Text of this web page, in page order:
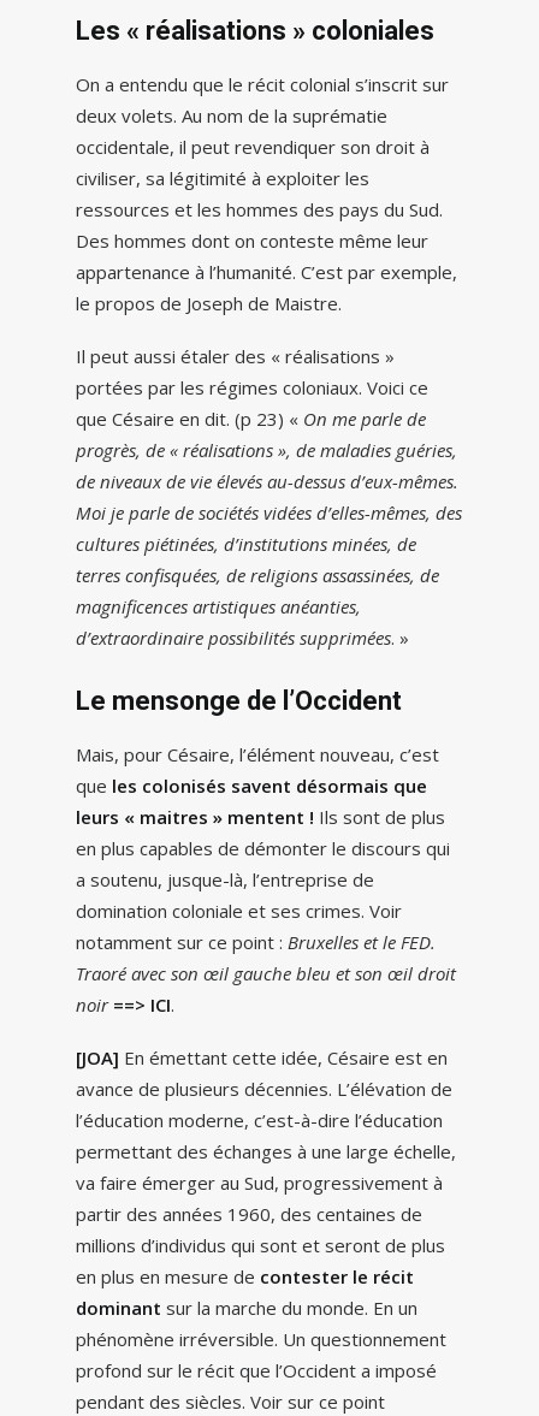
Les « réalisations » coloniales
On a entendu que le récit colonial s’inscrit sur
deux volets. Au nom de la suprématie
occidentale, il peut revendiquer son droit à
civiliser, sa légitimité à exploiter les
ressources et les hommes des pays du Sud.
Des hommes dont on conteste même leur
appartenance à l’humanité. C’est par exemple,
le propos de Joseph de Maistre.
Il peut aussi étaler des « réalisations »
portées par les régimes coloniaux. Voici ce
que Césaire en dit. (p 23) « On me parle de
progrès, de « réalisations », de maladies guéries,
de niveaux de vie élevés au-dessus d’eux-mêmes.
Moi je parle de sociétés vidées d’elles-mêmes, des
cultures piétinées, d’institutions minées, de
terres confisquées, de religions assassinées, de
magnificences artistiques anéanties,
d’extraordinaire possibilités supprimées. »
Le mensonge de l’Occident
Mais, pour Césaire, l’élément nouveau, c’est
que les colonisés savent désormais que
leurs « maitres » mentent ! Ils sont de plus
en plus capables de démonter le discours qui
a soutenu, jusque-là, l’entreprise de
domination coloniale et ses crimes. Voir
notamment sur ce point : Bruxelles et le FED.
Traoré avec son œil gauche bleu et son œil droit
noir ==> ICI.
[JOA] En émettant cette idée, Césaire est en
avance de plusieurs décennies. L’élévation de
l’éducation moderne, c’est-à-dire l’éducation
permettant des échanges à une large échelle,
va faire émerger au Sud, progressivement à
partir des années 1960, des centaines de
millions d’individus qui sont et seront de plus
en plus en mesure de contester le récit
dominant sur la marche du monde. En un
phénomène irréversible. Un questionnement
profond sur le récit que l’Occident a imposé
pendant des siècles. Voir sur ce point